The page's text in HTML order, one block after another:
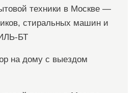
техники в Москве —
стиральных машин и
БТ
на дому с выездом